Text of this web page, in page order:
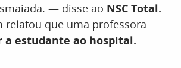
— disse ao NSC Total.
relatou que uma professora
a estudante ao hospital.